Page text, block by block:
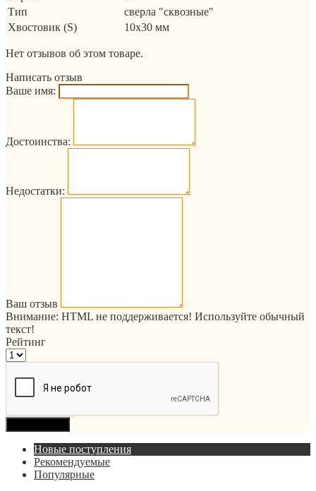
Тип
сверла "сквозные"
Хвостовик (S)
10x30 мм
Нет отзывов об этом товаре.
Написать отзыв
Ваше имя:
Достоинства:
Недостатки:
Ваш отзыв
Внимание: HTML не поддерживается! Используйте обычный
текст!
Рейтинг
Новые поступления
Рекомендуемые
Популярные